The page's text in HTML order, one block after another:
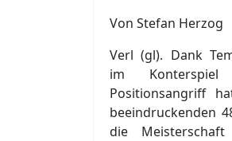
Von Stefan Herzog
Verl (gl). Dank
im
Positionsangriff
beeindruckenden
die